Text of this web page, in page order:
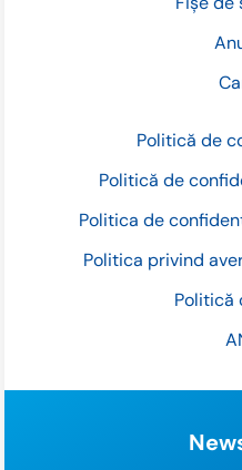
Politică de
Politică de
Politica de
Politica privind
Politică